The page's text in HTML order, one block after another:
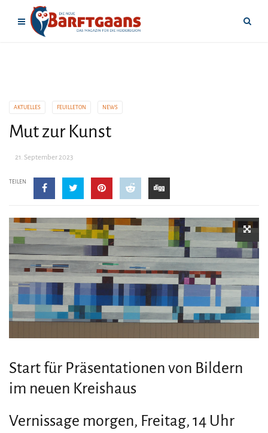
AKTUELLES FEUILLETON NEWS
Mut zur Kunst
21. September 2023
TEILEN
Start für Präsentationen von Bildern
im neuen Kreishaus
Vernissage morgen, Freitag, 14 Uhr